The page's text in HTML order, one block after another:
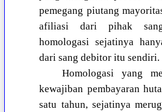
pemegang piutang
afiliasi dari pihak
homologasi sejatinya
dari sang debitor itu sendiri.
Homologasi yang
kewajiban pembayaran
satu tahun, sejatinya